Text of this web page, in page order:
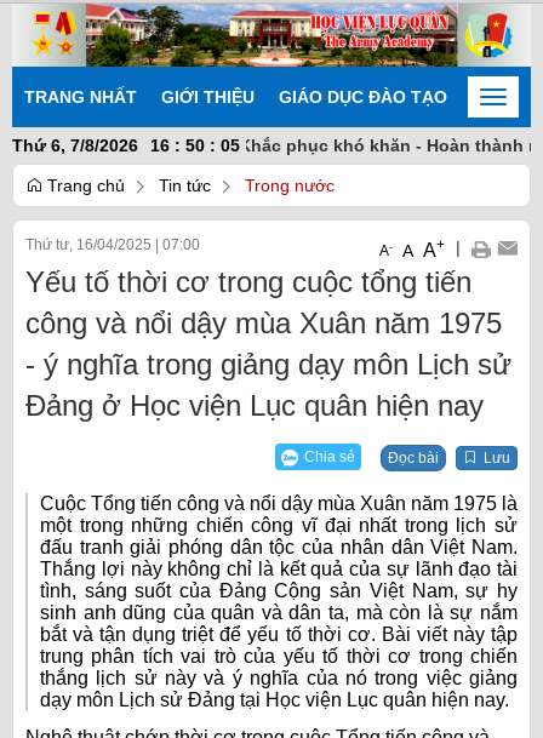
TRANG NHẤT GIỚI THIỆU GIÁO DỤC ĐÀO TẠO
Toggle
Thứ 6, 7/8/2026
16 : 50 : 05
động sáng tạo - Khắc phục khó khăn - Hoàn thành nhiệm
Trang chủ Tin tức Trong nước
Thứ tư, 16/04/2025 07:00 A- A A+ |
Yếu tố thời cơ trong cuộc tổng tiến
công và nổi dậy mùa Xuân năm 1975
- ý nghĩa trong giảng dạy môn Lịch sử
Đảng ở Học viện Lục quân hiện nay
Chia sẻ Đọc bài Lưu
Cuộc Tổng tiến công và nổi dậy mùa Xuân năm 1975 là
một trong những chiến công vĩ đại nhất trong lịch sử
đấu tranh giải phóng dân tộc của nhân dân Việt Nam.
Thắng lợi này không chỉ là kết quả của sự lãnh đạo tài
tình, sáng suốt của Đảng Cộng sản Việt Nam, sự hy
sinh anh dũng của quân và dân ta, mà còn là sự nắm
bắt và tận dụng triệt để yếu tố thời cơ. Bài viết này tập
trung phân tích vai trò của yếu tố thời cơ trong chiến
thắng lịch sử này và ý nghĩa của nó trong việc giảng
dạy môn Lịch sử Đảng tại Học viện Lục quân hiện nay.